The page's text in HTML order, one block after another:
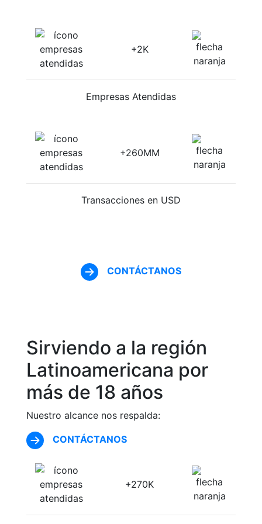
+2K
Empresas Atendidas
+260MM
Transacciones en USD
CONTÁCTANOS
Sirviendo a la región
Latinoamericana por
más de 18 años
Nuestro alcance nos respalda:
CONTÁCTANOS
+270K